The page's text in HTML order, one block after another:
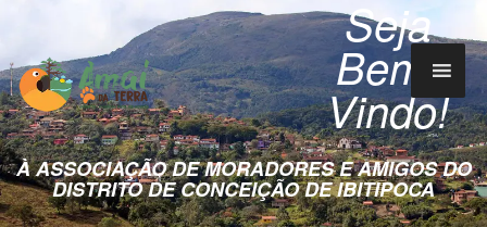
Seja
Bem-
Vindo!
À ASSOCIAÇÃO DE MORADORES E AMIGOS DO
DISTRITO DE CONCEIÇÃO DE IBITIPOCA